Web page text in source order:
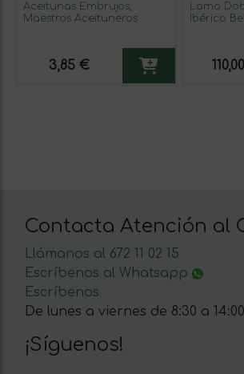
Aceitunas Embrujos,
Maestros Aceituneros
3,85 €
Lomo
Ibérico
Contacta Atención al
Llámanos al 672 11 02 15
Escríbenos al Whatsapp
Escríbenos
De lunes a viernes de 8:30 a 14:00
¡Síguenos!